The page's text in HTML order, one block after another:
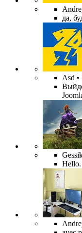
да,
Asd
Hello.